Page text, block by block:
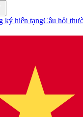
ký hiến tạngCâu hỏi